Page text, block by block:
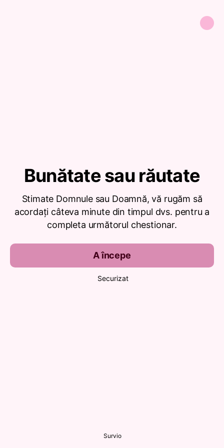
Bunătate sau răutate
Stimate Domnule sau Doamnă, vă rugăm să
acordați câteva minute din timpul dvs. pentru a
completa următorul chestionar.
A începe
Securizat
Survio